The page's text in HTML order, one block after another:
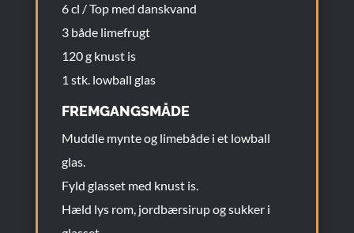
6 cl / Top med danskvand
3 både limefrugt
120 g knust is
1 stk. lowball glas
FREMGANGSMÅDE
Muddle mynte og limebåde i et lowball
glas.
Fyld glasset med knust is.
Hæld lys rom, jordbærsirup og sukker i